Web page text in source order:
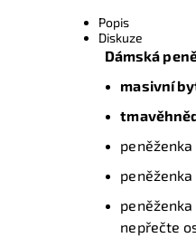
Popis
Diskuze
Dámská
masivní
peněženka
nepřečte